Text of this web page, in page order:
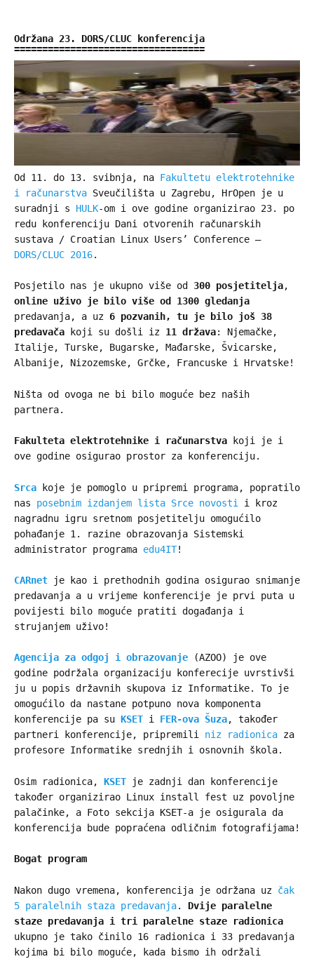
Održana 23. DORS/CLUC konferencija
Od 11. do 13. svibnja, na Fakultetu elektrotehnike
i računarstva Sveučilišta u Zagrebu, HrOpen je u
suradnji s HULK-om i ove godine organizirao 23. po
redu konferenciju Dani otvorenih računarskih
sustava / Croatian Linux Users’ Conference –
DORS/CLUC 2016.
Posjetilo nas je ukupno više od 300 posjetitelja,
online uživo je bilo više od 1300 gledanja
predavanja, a uz 6 pozvanih, tu je bilo još 38
predavača koji su došli iz 11 država: Njemačke,
Italije, Turske, Bugarske, Mađarske, Švicarske,
Albanije, Nizozemske, Grčke, Francuske i Hrvatske!
Ništa od ovoga ne bi bilo moguće bez naših
partnera.
Fakulteta elektrotehnike i računarstva
koji je i
ove godine osigurao prostor za konferenciju.
Srca koje je pomoglo u pripremi programa, popratilo
nas posebnim izdanjem lista Srce novosti
i kroz
nagradnu igru sretnom posjetitelju omogućilo
pohađanje 1. razine obrazovanja Sistemski
administrator programa edu4IT!
CARnet je kao i prethodnih godina osigurao snimanje
predavanja a u vrijeme konferencije je prvi puta u
povijesti bilo moguće pratiti događanja i
strujanjem uživo!
Agencija za odgoj i obrazovanje (AZOO) je ove
godine podržala organizaciju konferecije uvrstivši
ju u popis državnih skupova iz Informatike. To je
omogućilo da nastane potpuno nova komponenta
konferencije pa su KSET i FER-ova Šuza, također
partneri konferencije, pripremili niz radionica za
profesore Informatike srednjih i osnovnih škola.
Osim radionica, KSET je zadnji dan konferencije
također organizirao Linux install fest uz povoljne
palačinke, a Foto sekcija KSET-a je osigurala da
konferencija bude popraćena odličnim fotografijama!
Bogat program
Nakon dugo vremena, konferencija je održana uz čak
5 paralelnih staza predavanja. Dvije paralelne
staze predavanja i tri paralelne staze radionica
ukupno je tako činilo 16 radionica i 33 predavanja
kojima bi bilo moguće, kada bismo ih održali